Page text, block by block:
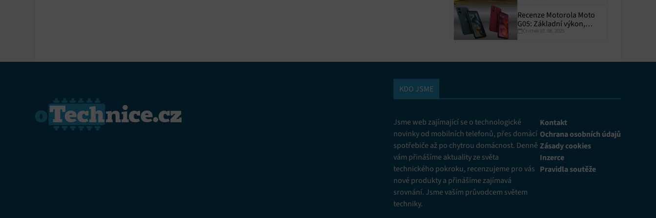
Recenze Motorola Moto
G05: Základní výkon,
skvělá výdrž
Čtvrtek 07. 08. 2025
KDO JSME
Jsme web zajímající se o technologické
novinky od mobilních telefonů, přes domácí
spotřebiče až po chytrou domácnost. Denně
vám přinášíme aktuality ze světa
technického pokroku, recenzujeme pro vás
nové produkty a přinášíme zajímavá
srovnání. Jsme vaším průvodcem světem
techniky.
Kontakt
Ochrana osobních údajů
Zásady cookies
Inzerce
Pravidla soutěže